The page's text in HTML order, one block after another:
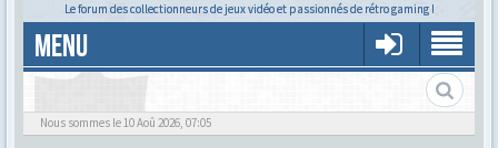
Le forum des collectionneurs de jeux vidéo et passionnés de rétro gaming !
MENU
La Collec de Joluz
Nous sommes le 10 Aoû 2026, 07:05